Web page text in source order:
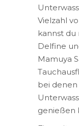
Vielzahl
kannst du
Delfine
Mamuya
bei
genießen